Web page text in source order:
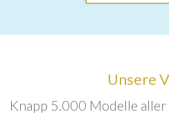
Unsere
Knapp 5.000 Modelle